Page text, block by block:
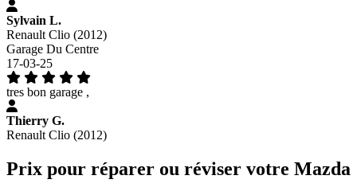
Sylvain L.
Renault Clio (2012)
Garage Du Centre
17-03-25
tres bon garage ,
Thierry G.
Renault Clio (2012)
Prix pour réparer ou réviser votre Mazda